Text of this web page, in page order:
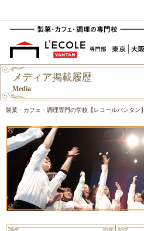
メディア掲載履歴
Media
製菓・カフェ・調理専門の学校【レコールバンタン】